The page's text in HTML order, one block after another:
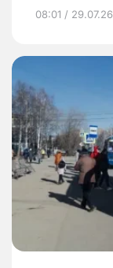
08:01 / 29.07.26